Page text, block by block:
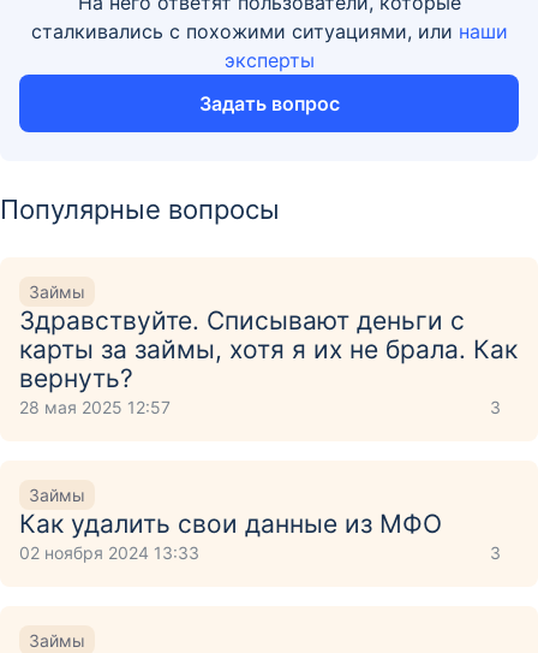
сталкивались с похожими ситуациями, или наши
эксперты
Задать вопрос
Популярные вопросы
Займы
Здравствуйте. Списывают деньги с
карты за займы, хотя я их не брала. Как
вернуть?
28 мая 2025 12:57 3
Займы
Как удалить свои данные из МФО
02 ноября 2024 13:33 3
Займы